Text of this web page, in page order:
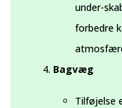
under-
forbedre
Bagvæg
Tilføjelse